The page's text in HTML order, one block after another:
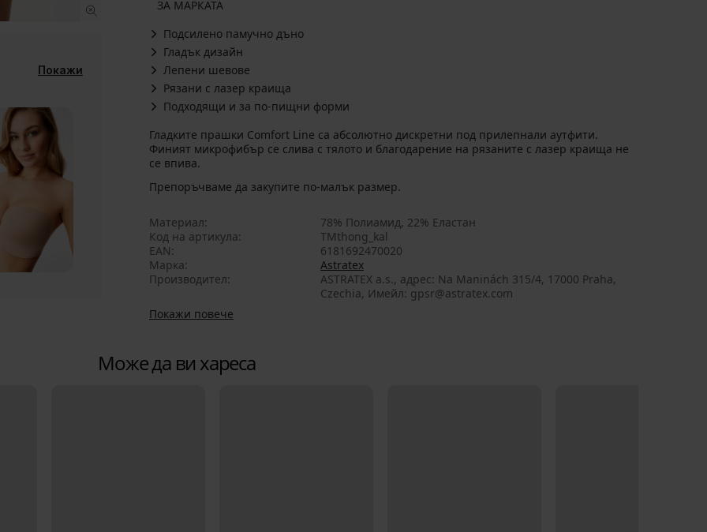
Покажи
ЗА МАРКАТА
Подсилено памучно дъно
Гладък дизайн
Лепени шевове
Рязани с лазер краища
Подходящи и за по-пищни форми
Гладките прашки Comfort Line са абсолютно дискретни под прилепнали аутфити.
Финият микрофибър се слива с тялото и благодарение на рязаните с лазер краища не
се впива.
Препоръчваме да закупите по-малък размер.
Материал
78% Полиамид, 22% Еластан
Код на артикула
TMthong_kal
EAN
6181692470020
Марка
Astratex
Производител
ASTRATEX a.s., aдрес: Na Maninách 315/4, 17000 Praha,
Czechia, Имейл: gpsr@astratex.com
Покажи повече
Може да ви хареса